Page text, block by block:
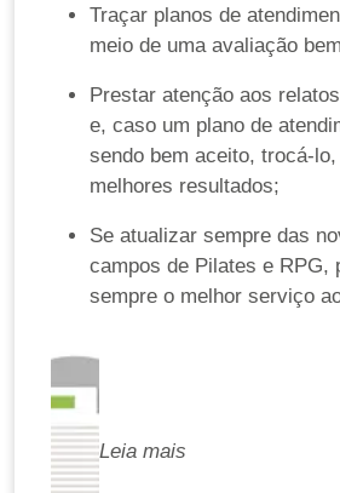
Traçar planos de
meio de uma avaliação
Prestar atenção aos
e, caso um plano de
sendo bem aceito, trocá-
melhores resultados;
Se atualizar sempre das
campos de Pilates e RPG,
sempre o melhor serviço
Leia mais